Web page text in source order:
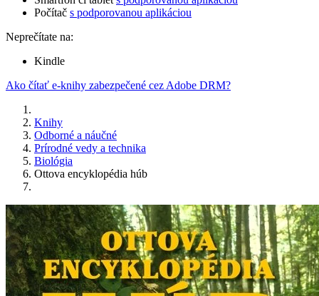
Počítač s podporovanou aplikáciou
Neprečítate na:
Kindle
Ako čítať e-knihy zabezpečené cez Adobe DRM?
Knihy
Odborné a náučné
Prírodné vedy a technika
Biológia
Ottova encyklopédia húb